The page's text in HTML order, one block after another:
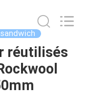
réutilisés